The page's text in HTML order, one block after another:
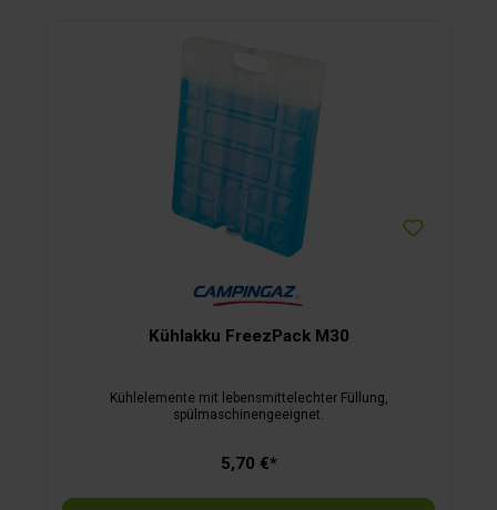
Kühlakku FreezPack M30
Kühlelemente mit lebensmittelechter Füllung,
spülmaschinengeeignet.
5,70 €*